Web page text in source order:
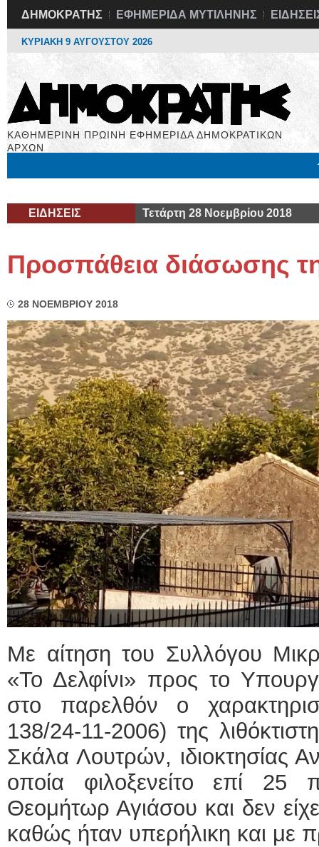
ΔΗΜΟΚΡΑΤΗΣ ΕΦΗΜΕΡΙΔΑ ΜΥΤΙΛΗΝΗΣ
ΚΥΡΙΑΚΗ 9 ΑΥΓΟΥΣΤΟΥ 2026
ΚΑΘΗΜΕΡΙΝΗ ΠΡΩΙΝΗ ΕΦΗΜΕΡΙΔΑ ΔΗΜΟΚΡΑΤΙΚΩΝ
ΑΡΧΩΝ
ΕΙΔΗΣΕΙΣ Τετάρτη 28 Νοεμβρίου 2018
Προσπάθεια διάσωσης
28 ΝΟΕΜΒΡΙΟΥ 2018
Με αίτηση του Συλλόγου
«Το Δελφίνι» προς το
στο παρελθόν ο
138/24-11-2006) της
Σκάλα Λουτρών, ιδιοκτησίας
οποία φιλοξενείτο επί 25
Θεομήτωρ Αγιάσου και δεν
καθώς ήταν υπερήλικη και με